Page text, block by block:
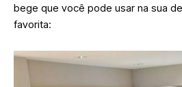
bege que você pode usar na sua
favorita: